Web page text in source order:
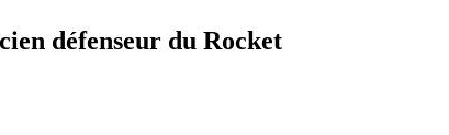
défenseur du Rocket